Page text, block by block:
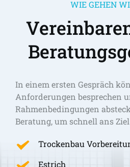
WIE GEHEN
In einem ersten Gespräch
Anforderungen besprechen
Rahmenbedingungen
Beratung, um schnell ans
Trockenbau
Estrich